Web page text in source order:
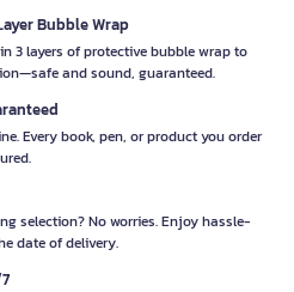
Bubble Wrap
3 layers of protective bubble wrap to
and sound, guaranteed.
Every book, pen, or product you order
selection? No worries. Enjoy hassle-
date of delivery.